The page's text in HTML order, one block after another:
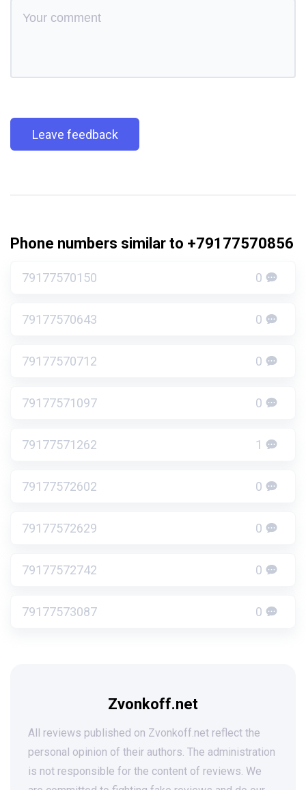
Leave feedback
Phone numbers similar to +79177570856
79177570150 0
79177570643 0
79177570712 0
79177571097 0
79177571262 1
79177572602 0
79177572629 0
79177572742 0
79177573087 0
Zvonkoff.net
All reviews published on Zvonkoff.net reflect the
personal opinion of their authors. The administration
is not responsible for the content of reviews. We